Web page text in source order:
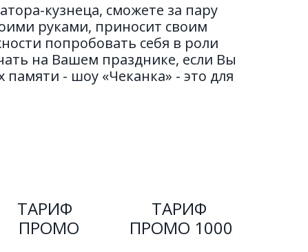
кузнеца, сможете за пару
руками, приносит своим
попробовать себя в роли
на Вашем празднике, если Вы
памяти - шоу «Чеканка» - это для
ТАРИФ
ПРОМО
ТАРИФ
ПРОМО 1000